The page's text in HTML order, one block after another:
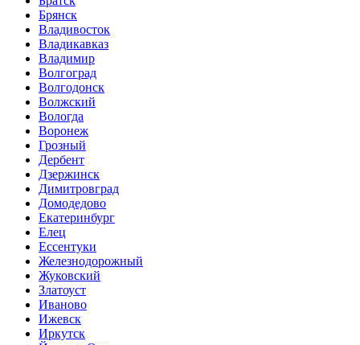
Брянск
Владивосток
Владикавказ
Владимир
Волгоград
Волгодонск
Волжский
Вологда
Воронеж
Грозный
Дербент
Дзержинск
Димитровград
Домодедово
Екатеринбург
Елец
Ессентуки
Железнодорожный
Жуковский
Златоуст
Иваново
Ижевск
Иркутск